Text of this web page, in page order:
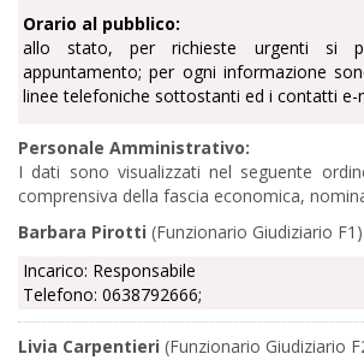
Orario al pubblico:
allo stato,
per richieste urgenti si
appuntamento; per ogni informazione
linee telefoniche sottostanti ed i contatti e-
Personale Amministrativo:
I dati sono visualizzati nel seguente
comprensiva della fascia economica,
Barbara Pirotti (Funzionario Giudiziario F1)
Incarico: Responsabile
Telefono: 0638792666;
Livia Carpentieri (Funzionario Giudiziario